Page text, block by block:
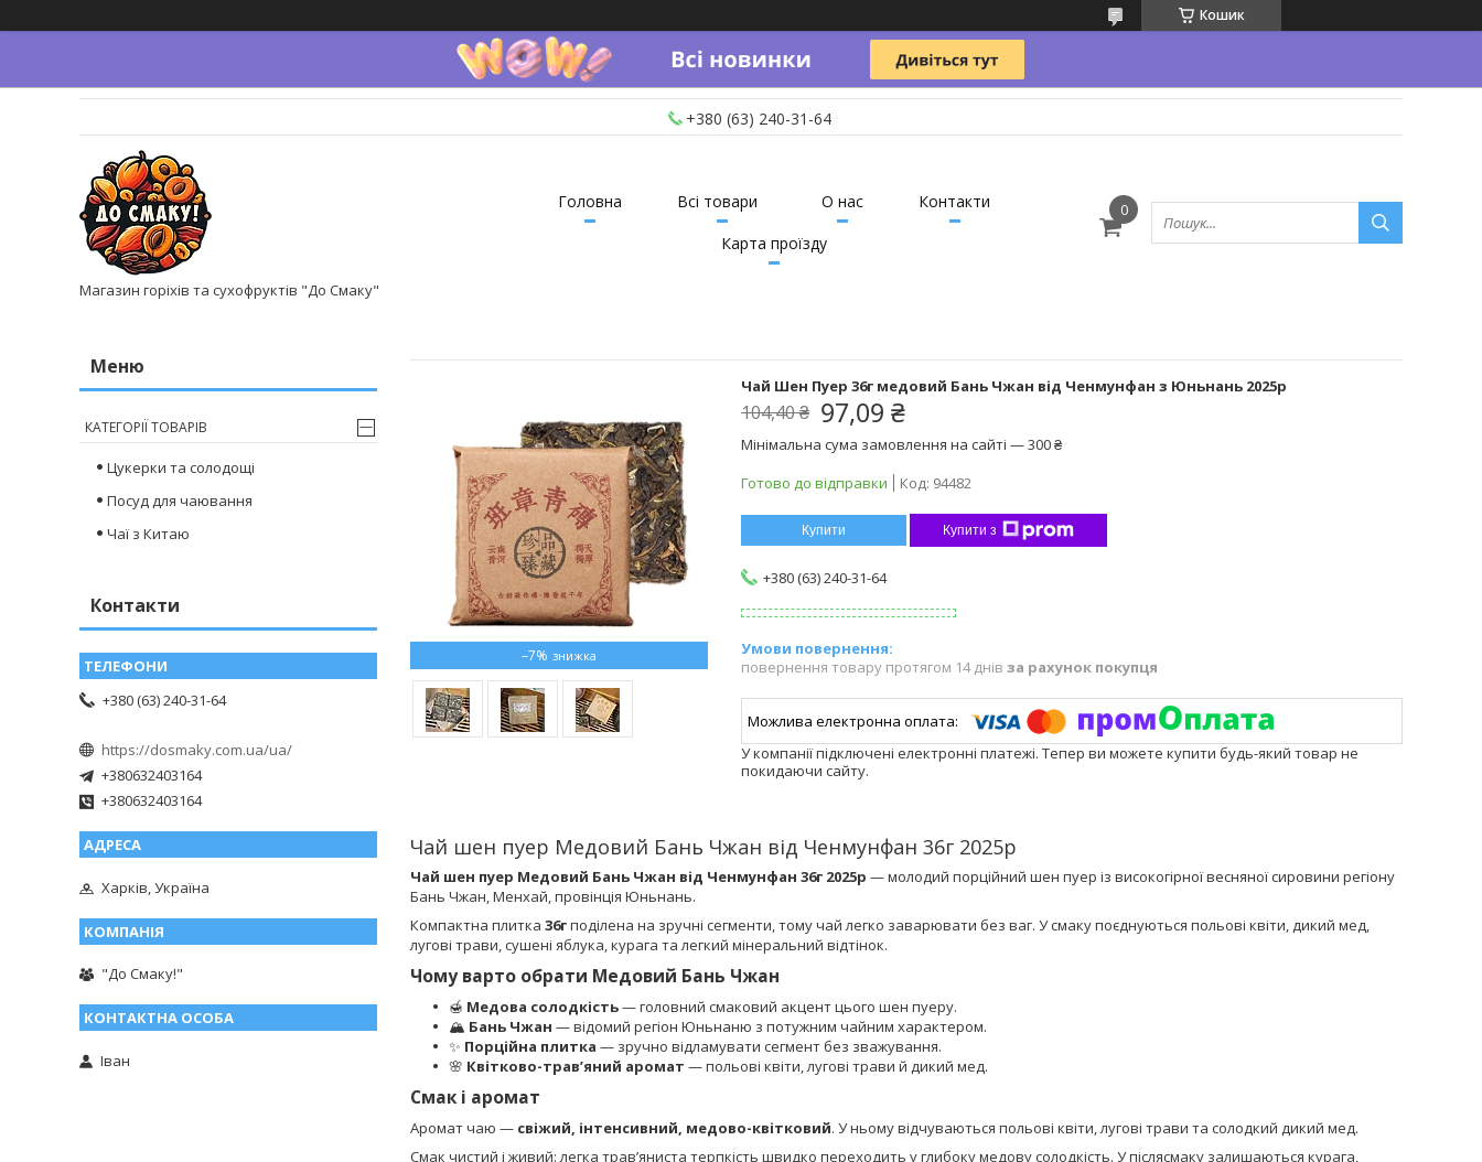
Кошик
+380 (63) 240-31-64
Магазин горіхів та сухофруктів "До Смаку"
Головна Всі товари О нас
Контакти
Карта проїзду
–7%
Чай Шен Пуер 36г медовий Бань Чжан від Ченмунфан з Юньнань 2025р
104,40 ₴ 97,09 ₴
Мінімальна сума замовлення на сайті — 300 ₴
Готово до відправки
Код: 94482
Купити Купити з
+380 (63) 240-31-64
повернення товару протягом 14 днів за рахунок покупця
У компанії підключені електронні платежі. Тепер ви можете купити будь-який товар не
покидаючи сайту.
Чай шен пуер Медовий Бань Чжан від Ченмунфан 36г 2025р
Чай шен пуер Медовий Бань Чжан від Ченмунфан 36г 2025р — молодий порційний шен пуер із високогірної весняної сировини регіону
Бань Чжан, Менхай, провінція Юньнань.
Компактна плитка 36гподілена на зручні сегменти, тому чай легко заварювати без ваг. У смаку поєднуються польові квіти, дикий мед,
лугові трави, сушені яблука, курага та легкий мінеральний відтінок.
Чому варто обрати Медовий Бань Чжан
🍯 Медова солодкість— головний смаковий акцент цього шен пуеру.
🏔️ Бань Чжан — відомий регіон Юньнаню з потужним чайним характером.
✨ Порційна плитка — зручно відламувати сегмент без зважування.
🌸 Квітково-трав’яний аромат — польові квіти, лугові трави й дикий мед.
Смак і аромат
Аромат чаю — свіжий, інтенсивний, медово-квітковий. У ньому відчуваються польові квіти, лугові трави та солодкий дикий мед.
Смак чистий і живий: легка трав’яниста терпкість швидко переходить у глибоку медову солодкість. У післясмаку залишаються курага,
КАТЕГОРІЇ ТОВАРІВ
Цукерки та солодощі
Посуд для чаювання
Чаї з Китаю
Контакти
+380 (63) 240-31-64
https://dosmaky.com.ua/ua/
+380632403164
+380632403164
Харків, Україна
"До Смаку!"
Іван